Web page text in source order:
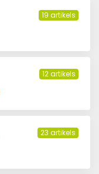
19 artikels
12 artikels
23 artikels